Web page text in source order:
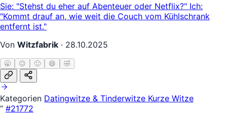
Sie: "Stehst du eher auf Abenteuer oder Netflix?" Ich:
"Kommt drauf an, wie weit die Couch vom Kühlschrank
entfernt ist."
Von Witzfabrik · 28.10.2025
🥱 😐 🙂 😄 🤣
Kategorien Datingwitze & Tinderwitze Kurze Witze
“ #21772